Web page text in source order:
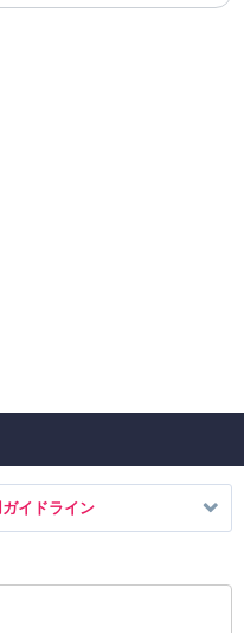
イドライン
はコメント削除や書き込み制